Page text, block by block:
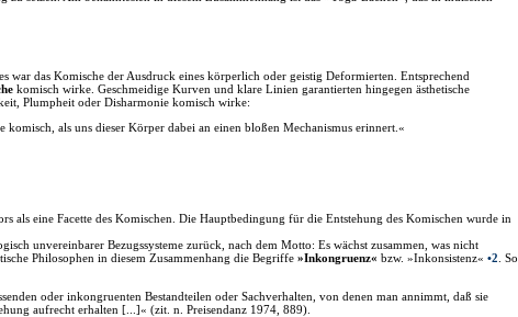
war das Komische der Ausdruck eines körperlich oder geistig Deformierten. Entsprechend
komisch wirke. Geschmeidige Kurven und klare Linien garantierten hingegen ästhetische
Plumpheit oder Disharmonie komisch wirke:
als uns dieser Körper dabei an einen bloßen Mechanismus erinnert.«
als eine Facette des Komischen. Die Hauptbedingung für die Entstehung des Komischen wurde in
unvereinbarer Bezugssysteme zurück, nach dem Motto: Es wächst zusammen, was nicht
Philosophen in diesem Zusammenhang die Begriffe »Inkongruenz« bzw. »Inkonsistenz« •2 So
oder inkongruenten Bestandteilen oder Sachverhalten, von denen man annimmt, daß sie
aufrecht erhalten [...]« (zit. n. Preisendanz 1974, 889).